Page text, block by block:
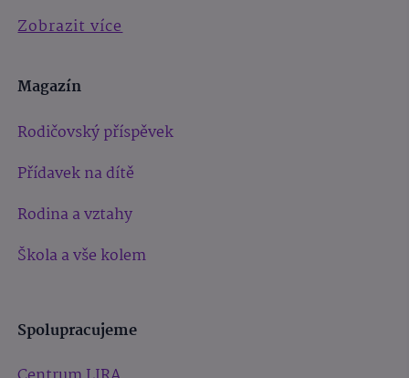
Zobrazit více
Magazín
Rodičovský příspěvek
Přídavek na dítě
Rodina a vztahy
Škola a vše kolem
Spolupracujeme